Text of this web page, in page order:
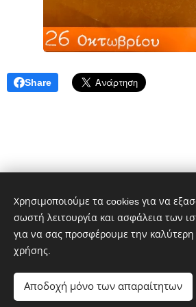
Share
Δημήτρης
Cookies
Χρησιμοποιούμε τα cookies για να
σωστή λειτουργία και ασφάλεια των
για να σας προσφέρουμε την καλύτερη
χρήσης.
Αποδοχή μόνο των απαραίτητων